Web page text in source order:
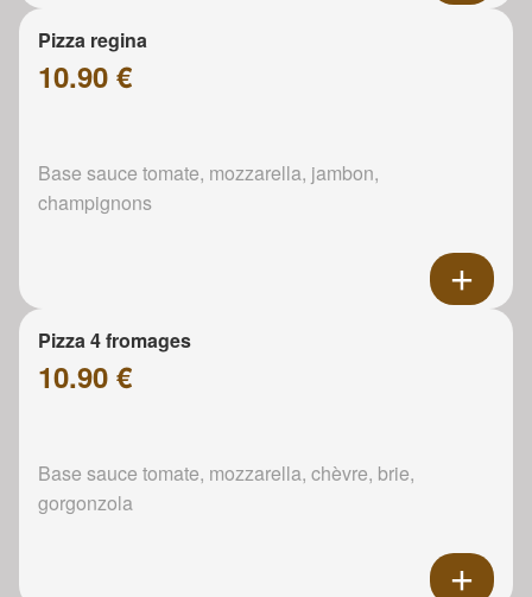
Pizza regina
10.90 €
Base sauce tomate, mozzarella, jambon,
champignons
Pizza 4 fromages
10.90 €
Base sauce tomate, mozzarella, chèvre, brie,
gorgonzola